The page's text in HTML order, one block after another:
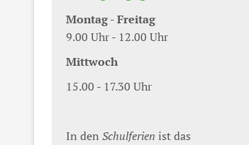
Montag - Freitag
9.00 Uhr - 12.00 Uhr
Mittwoch
15.00 - 17.30 Uhr
In den Schulferien ist das